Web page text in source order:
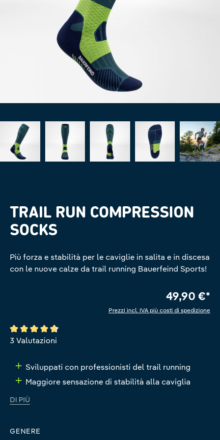
TRAIL RUN COMPRESSION
SOCKS
Più forza e stabilità per le caviglie in salita e in discesa
con le nuove calze da trail running Bauerfeind Sports!
49,90 €*
Prezzi incl. IVA più costi di spedizione
Valutazione media di 4.6 su 5 stelle
3 Valutazioni
Sviluppati con professionisti del trail running
Maggiore sensazione di stabilità alla caviglia
DI PIÙ
GENERE